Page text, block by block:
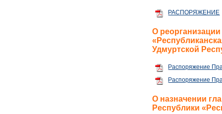
РАСПОРЯЖЕНИЕ
О
Удмуртской
Распоряжение
Распоряжение
О назначении
Республики